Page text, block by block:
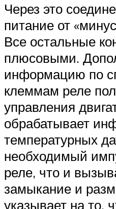
Через это
питание от
Все остальные
плюсовыми.
информацию по
клеммам реле
управления
обрабатывает
температурных
необходимый
реле, что и
замыкание и
указывает на то,